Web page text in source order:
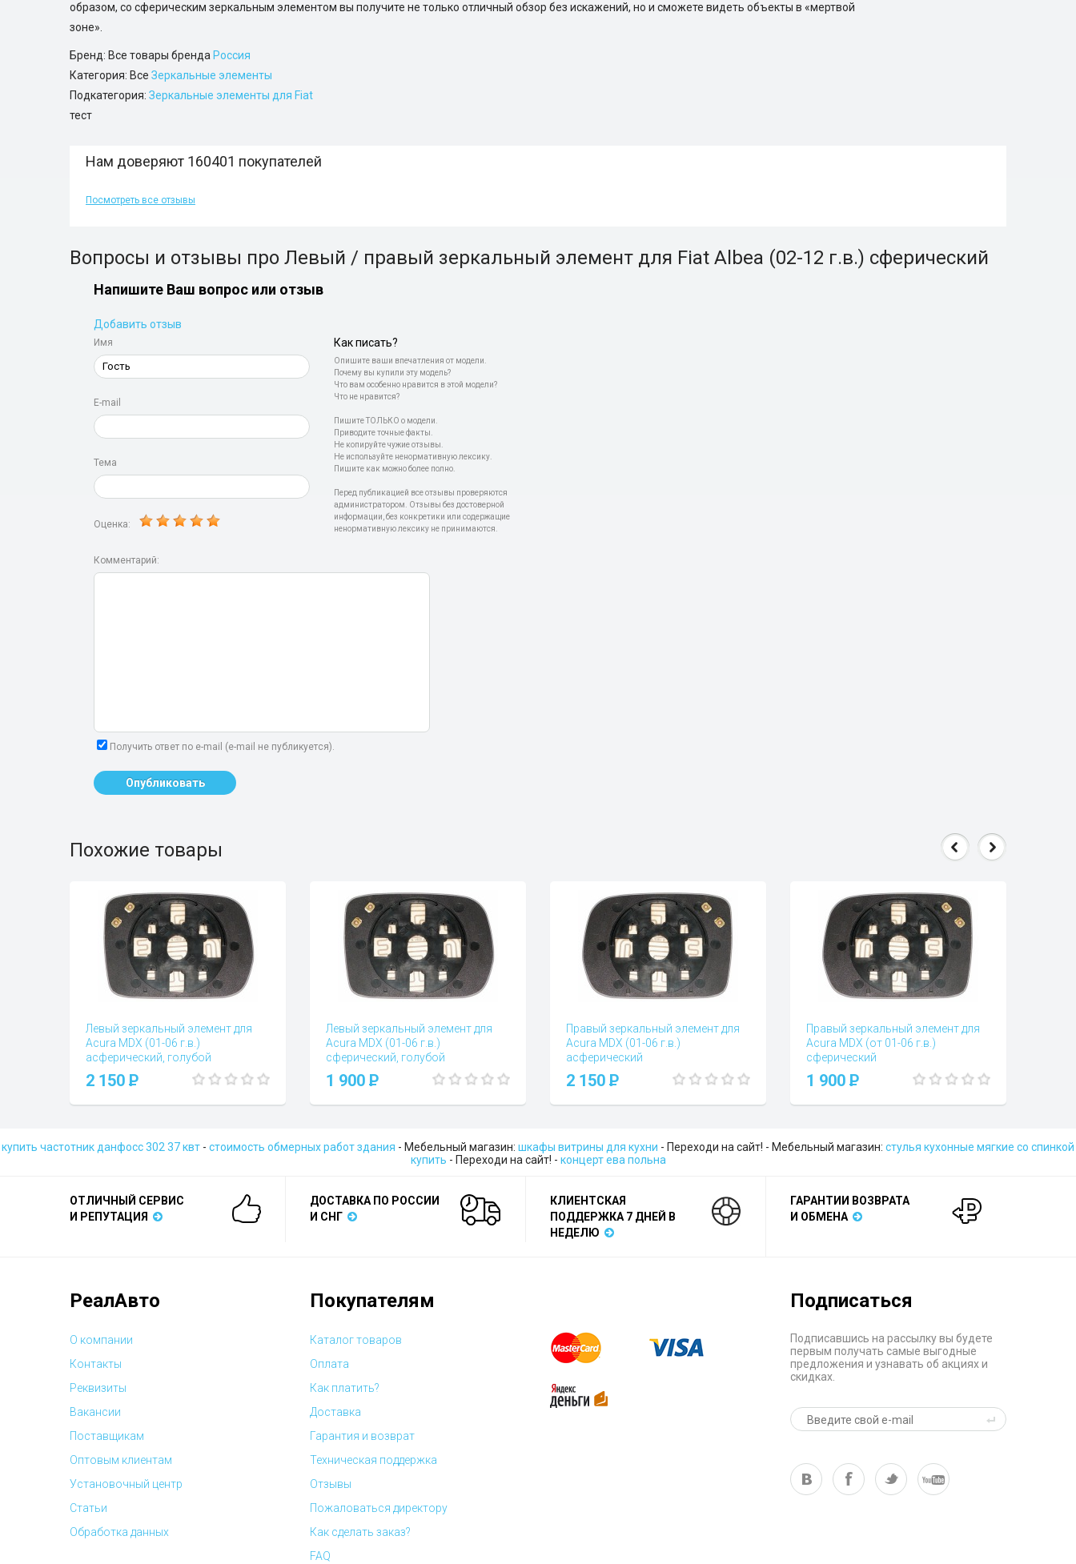
образом, со сферическим зеркальным элементом вы получите не только отличный обзор без искажений, но и сможете видеть объекты в «мертвой
зоне».
Бренд: Все товары бренда Россия
Категория: Все Зеркальные элементы
Подкатегория: Зеркальные элементы для Fiat
тест
Нам доверяют 160401 покупателей
Посмотреть все отзывы
Вопросы и отзывы про Левый / правый зеркальный элемент для Fiat Albea (02-12 г.в.) сферический
Напишите Ваш вопрос или отзыв
Добавить отзыв
Имя
E-mail
Тема
Оценка:
Как писать?
Опишите ваши впечатления от модели.
Почему вы купили эту модель?
Что вам особенно нравится в этой модели?
Что не нравится?
Пишите ТОЛЬКО о модели.
Приводите точные факты.
Не копируйте чужие отзывы.
Не используйте ненормативную лексику.
Пишите как можно более полно.
Перед публикацией все отзывы проверяются
администратором. Отзывы без достоверной
информации, без конкретики или содержащие
ненормативную лексику не принимаются.
Комментарий:
Получить ответ по e-mail (e-mail не публикуется).
Опубликовать
Похожие товары
Левый зеркальный элемент для
Acura MDX (01-06 г.в.)
асферический, голубой
Вопросы и отзывы (0)
2 150 P
Левый зеркальный элемент для
Acura MDX (01-06 г.в.)
сферический, голубой
Вопросы и отзывы (0)
1 900 P
Правый зеркальный элемент для
Acura MDX (01-06 г.в.)
асферический
Вопросы и отзывы (0)
2 150 P
Правый зеркальный элемент для
Acura MDX (от 01-06 г.в.)
сферический
Вопросы и отзывы (0)
1 900 P
купить частотник данфосс 302 37 квт - стоимость обмерных работ здания - Мебельный магазин: шкафы витрины для кухни - Переходи на сайт! - Мебельный магазин: стулья кухонные мягкие со спинкой
купить - Переходи на сайт! - концерт ева польна
ОТЛИЧНЫЙ СЕРВИС
И РЕПУТАЦИЯ
ДОСТАВКА ПО РОССИИ
И СНГ
КЛИЕНТСКАЯ
ПОДДЕРЖКА 7 ДНЕЙ В
НЕДЕЛЮ
ГАРАНТИИ ВОЗВРАТА
И ОБМЕНА
РеалАвто
О компании
Контакты
Реквизиты
Вакансии
Поставщикам
Оптовым клиентам
Установочный центр
Статьи
Обработка данных
Покупателям
Каталог товаров
Оплата
Как платить?
Доставка
Гарантия и возврат
Техническая поддержка
Отзывы
Пожаловаться директору
Как сделать заказ?
FAQ
Подписаться
Подписавшись на рассылку вы будете
первым получать самые выгодные
предложения и узнавать об акциях и
скидках.